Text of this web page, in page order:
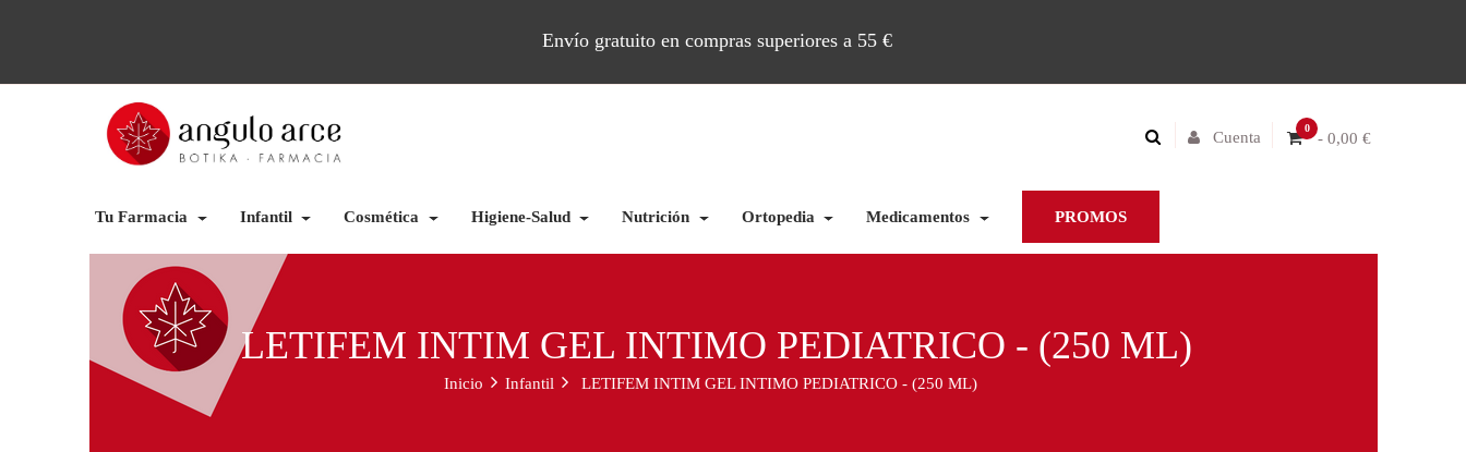
Envío gratuito en compras superiores a 55 €
0
- 0,00 €
Cuenta
Tu Farmacia Infantil Cosmética Higiene-Salud Nutrición Ortopedia Medicamentos PROMOS
LETIFEM INTIM GEL INTIMO PEDIATRICO - (250 ML)
Inicio Infantil LETIFEM INTIM GEL INTIMO PEDIATRICO - (250 ML)